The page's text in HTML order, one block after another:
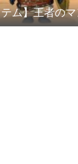
テム】王者の